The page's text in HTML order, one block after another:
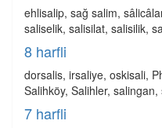
ehlisalip, sağ salim,
saliselik, salisilat, salisilik,
8 harfli
dorsalis, irsaliye, oskisali,
Salihköy, Salihler,
7 harfli